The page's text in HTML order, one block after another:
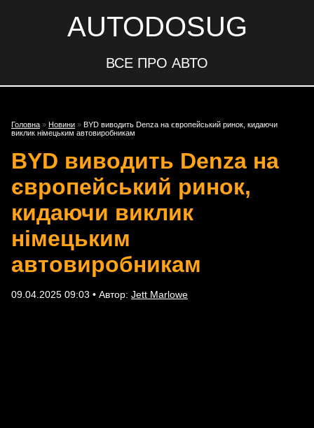
AUTODOSUG
ВСЕ ПРО АВТО
Головна » Новини » BYD виводить Denza на європейський ринок, кидаючи
виклик німецьким автовиробникам
BYD виводить Denza на
європейський ринок,
кидаючи виклик
німецьким
автовиробникам
09.04.2025 09:03 • Автор: Jett Marlowe